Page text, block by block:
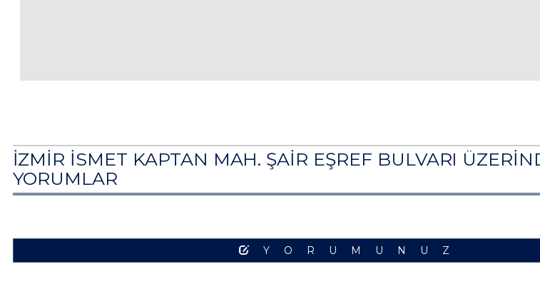
İZMİR İSMET KAPTAN MAH. ŞAİR EŞREF BULVARI
YORUMLAR
YORUMUNUZ